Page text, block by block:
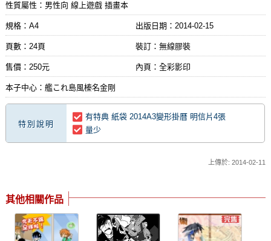
性質屬性：男性向 線上遊戲 插畫本
規格：A4 出版日期： 2014-02-15
頁數：24頁 裝訂：無線膠裝
售價：250元 內頁：全彩影印
本子中心：艦これ島風榛名金剛
特別說明
有特典 紙袋 2014A3變形掛曆 明信片4張
量少
上傳於: 2014-02-11
其他相關作品